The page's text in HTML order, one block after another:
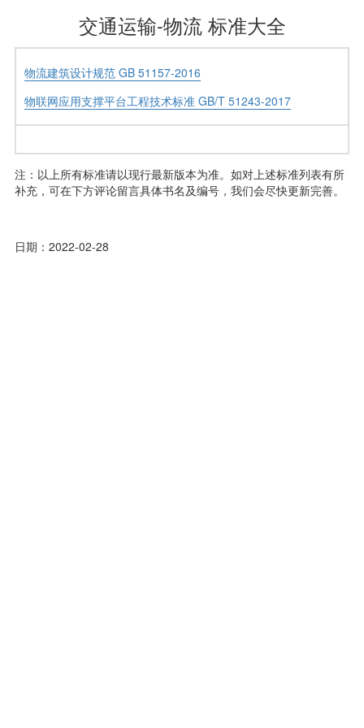
交通运输-物流 标准大全
物流建筑设计规范 GB 51157-2016
物联网应用支撑平台工程技术标准 GB/T 51243-2017
注：以上所有标准请以现行最新版本为准。如对上述标准列表有所
补充，可在下方评论留言具体书名及编号，我们会尽快更新完善。
日期：2022-02-28